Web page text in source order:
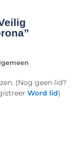
(Nog geen lid?
Word lid)